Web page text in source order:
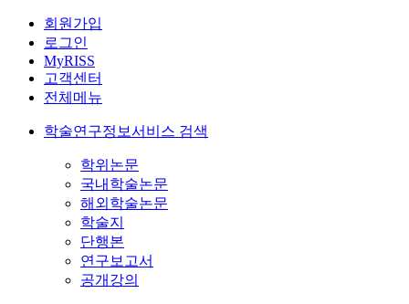
회원가입
로그인
MyRISS
고객센터
전체메뉴
학술연구정보서비스 검색
학위논문
국내학술논문
해외학술논문
학술지
단행본
연구보고서
공개강의